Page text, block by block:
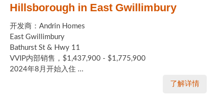
Hillsborough in East Gwillimbury
开发商：Andrin Homes
East Gwillimbury
Bathurst St & Hwy 11
VVIP内部销售，$1,437,900 - $1,775,900
2024年8月开始入住 ...
了解详情